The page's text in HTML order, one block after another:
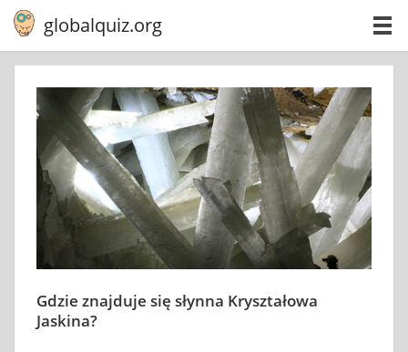
globalquiz.org
Gdzie znajduje się słynna Kryształowa
Jaskina?